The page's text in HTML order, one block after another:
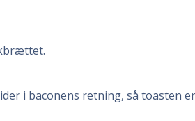
i baconens retning, så toasten